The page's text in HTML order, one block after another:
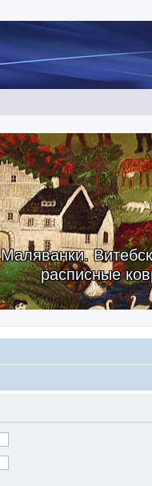
Маляванки.
расписные